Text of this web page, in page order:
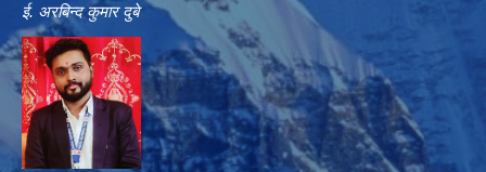
ई. अरबिन्द कुमार दुबे